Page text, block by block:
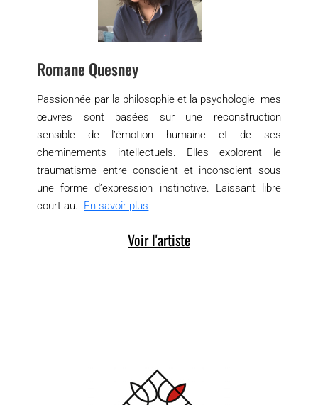
Romane Quesney
Passionnée par la philosophie et la psychologie, mes
œuvres sont basées sur une reconstruction
sensible de l’émotion humaine et de ses
cheminements intellectuels. Elles explorent le
traumatisme entre conscient et inconscient sous
une forme d’expression instinctive. Laissant libre
court au...En savoir plus
Voir l'artiste